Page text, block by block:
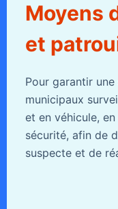
Moyens
et
Pour garantir
municipaux
et en véhicule,
sécurité, afin de
suspecte et de